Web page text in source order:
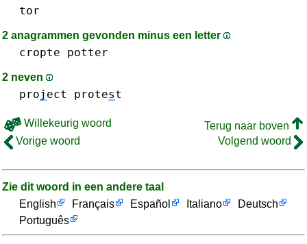
tor
2 anagrammen gevonden minus een letter
cropte potter
2 neven
proj ect protest
Willekeurig woord
Terug naar boven
Vorige woord
Volgend woord
Zie dit woord in een andere taal
English
Français Español Italiano
Deutsch
Português